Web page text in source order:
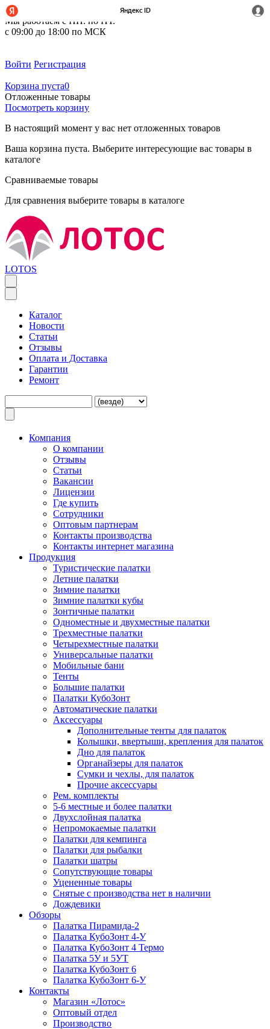
+7 (495) 212-14-37
Мы работаем с ПН. по ПТ.
с 09:00 до 18:00 по МСК
Войти Регистрация
Корзина пуста0
Отложенные товары
Посмотреть корзину
В настоящий момент у вас нет отложенных товаров
Ваша корзина пуста. Выберите интересующие вас товары в
каталоге
Сравниваемые товары
Для сравнения выберите товары в каталоге
LOTOS
Каталог
Новости
Статьи
Отзывы
Оплата и Доставка
Гарантии
Ремонт
Компания
O компании
Отзывы
Статьи
Вакансии
Лицензии
Где купить
Сотрудники
Оптовым партнерам
Контакты производства
Контакты интернет магазина
Продукция
Туристические палатки
Летние палатки
Зимние палатки
Зимние палатки кубы
Зонтичные палатки
Одноместные и двухместные палатки
Трехместные палатки
Четырехместные палатки
Универсальные палатки
Мобильные бани
Тенты
Большие палатки
Палатки КубоЗонт
Автоматические палатки
Аксессуары
Дополнительные тенты для палаток
Колышки, ввертыши, крепления для палаток
Дно для палаток
Органайзеры для палаток
Сумки и чехлы, для палаток
Прочие аксессуары
Рем. комплекты
5-6 местные и более палатки
Двухслойная палатка
Непромокаемые палатки
Палатки для кемпинга
Палатки для рыбалки
Палатки шатры
Сопутствующие товары
Уцененные товары
Снятые с производства нет в наличии
Дождевики
Обзоры
Палатка Пирамида-2
Палатка КубоЗонт 4-У
Палатка КубоЗонт 4 Термо
Палатка 5У и 5УТ
Палатка КубоЗонт 6
Палатка КубоЗонт 6-У
Контакты
Магазин «Лотос»
Оптовый отдел
Производство